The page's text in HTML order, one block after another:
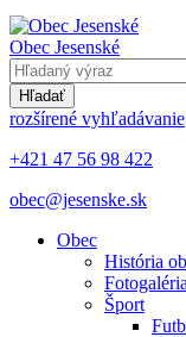
Obec Jesenské
Hľadať
rozšírené vyhľadávanie
+421 47 56 98 422
obec@jesenske.sk
Obec
História
Fotogaléria
Šport